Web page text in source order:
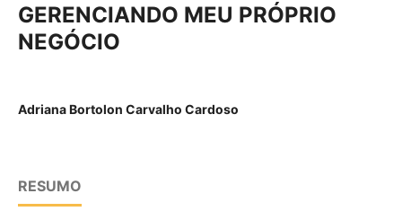
GERENCIANDO MEU PRÓPRIO
NEGÓCIO
Adriana Bortolon Carvalho Cardoso
RESUMO